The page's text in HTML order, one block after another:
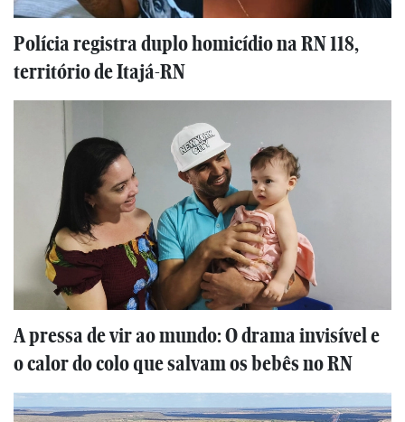
Polícia registra duplo homicídio na RN 118,
território de Itajá-RN
A pressa de vir ao mundo: O drama invisível e
o calor do colo que salvam os bebês no RN